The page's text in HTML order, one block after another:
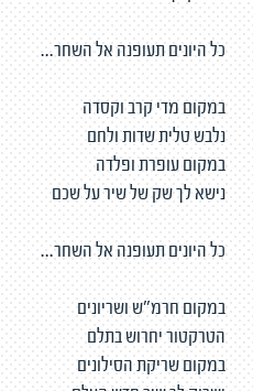
כל היונים תעופנה אל השחר...
במקום מדי קרב וקסדה
נלבש טלית שדות ולחם
במקום עופרת ופלדה
נישא לך שק של שיר על שכם
כל היונים תעופנה אל השחר...
במקום חרמ"ש ושריונים
הטרקטור יחרוש בתלם
במקום שריקת הסילונים